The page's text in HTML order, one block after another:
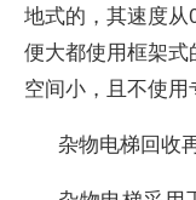
地式的，其速度
便大都使用框架
空间小，且不使用
杂物电梯回收